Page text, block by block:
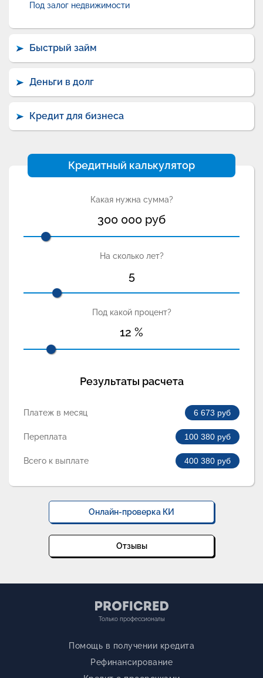
Под залог недвижимости
Быстрый займ
Деньги в долг
Кредит для бизнеса
Кредитный калькулятор
Какая нужна сумма?
300 000 руб
На сколько лет?
5
Под какой процент?
12 %
Результаты расчета
Платеж в месяц 6 673 руб
Переплата 100 380 руб
Всего к выплате 400 380 руб
Онлайн-проверка КИ
Отзывы
Только профессионалы
Помощь в получении кредита
Рефинансирование